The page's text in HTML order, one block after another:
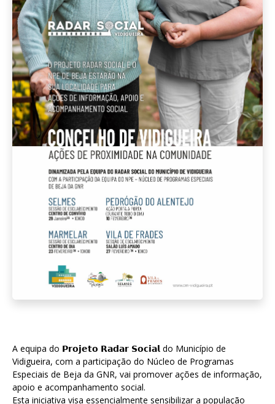
A equipa do 𝗣𝗿𝗼𝗷𝗲𝘁𝗼 𝗥𝗮𝗱𝗮𝗿 𝗦𝗼𝗰𝗶𝗮𝗹 do Município de
Vidigueira, com a participação do Núcleo de Programas
Especiais de Beja da GNR, vai promover ações de informação,
apoio e acompanhamento social.
Esta iniciativa visa essencialmente sensibilizar a população